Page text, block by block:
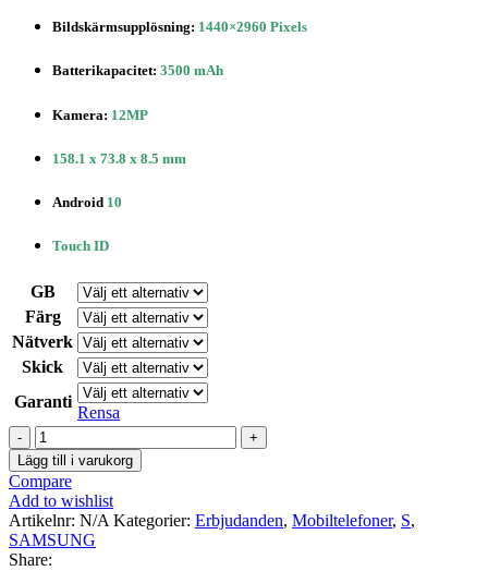
Bildskärmsupplösning: 1440×2960 Pixels
Batterikapacitet: 3500 mAh
Kamera: 12MP
158.1 x 73.8 x 8.5 mm
Android 10
Touch ID
GB
Färg
Nätverk
Skick
Garanti
Rensa
SAMSUNG
Galaxy
S9
Plus
mängd
Lägg till i varukorg
Compare
Add to wishlist
Artikelnr: N/A Kategorier: Erbjudanden, Mobiltelefoner, S,
SAMSUNG
Share: